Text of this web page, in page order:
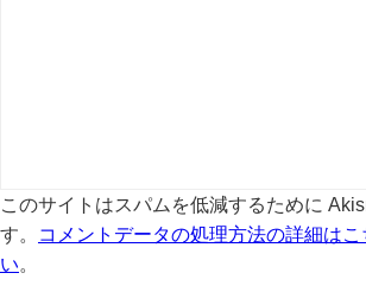
このサイトはスパムを低減するために
す。
コメントデータの処理方法の詳細はこ
い